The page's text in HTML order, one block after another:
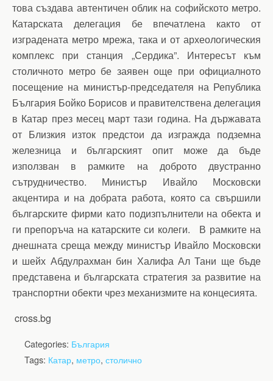
това създава автентичен облик на софийското метро.
Катарската делегация бе впечатлена както от
изградената метро мрежа, така и от археологическия
комплекс при станция „Сердика”. Интересът към
столичното метро бе заявен още при официалното
посещение на министър-председателя на Република
България Бойко Борисов и правителствена делегация
в Катар през месец март тази година. На държавата
от Близкия изток предстои да изгражда подземна
железница и българският опит може да бъде
използван в рамките на доброто двустранно
сътрудничество. Министър Ивайло Московски
акцентира и на добрата работа, която са свършили
българските фирми като подизпълнители на обекта и
ги препоръча на катарските си колеги. В рамките на
днешната среща между министър Ивайло Московски
и шейх Абдулрахман бин Халифа Ал Тани ще бъде
представена и българската стратегия за развитие на
транспортни обекти чрез механизмите на концесията.
cross.bg
Categories: България
Tags: Катар, метро, столично